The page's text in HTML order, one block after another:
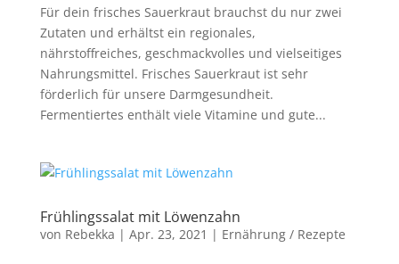
Für dein frisches Sauerkraut brauchst du nur zwei
Zutaten und erhältst ein regionales,
nährstoffreiches, geschmackvolles und vielseitiges
Nahrungsmittel. Frisches Sauerkraut ist sehr
förderlich für unsere Darmgesundheit.
Fermentiertes enthält viele Vitamine und gute...
Frühlingssalat mit Löwenzahn
von Rebekka | Apr. 23, 2021 | Ernährung / Rezepte